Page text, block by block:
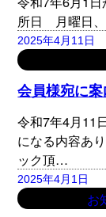
所日 月曜日
2025年4月11日
会員様宛に案
令和7年4月11
になる内容あ
ック頂…
2025年4月1日
お